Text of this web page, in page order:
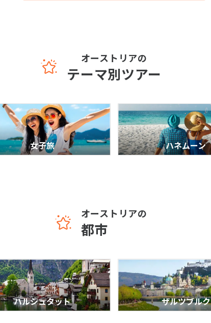
オーストリアの
テーマ別ツアー
女子旅 ハネムーン
オーストリアの
都市
ハルシュタット ザルツブルク